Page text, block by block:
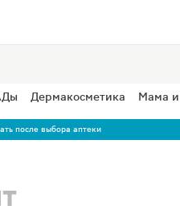
Дермакосметика Мама
после выбора аптеки